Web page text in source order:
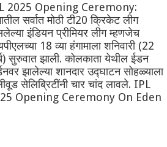
2025 Opening Ceremony:
सर्वात मोठी टी20 क्रिकेट लीग
इंडियन प्रीमियर लीग म्हणजेच
18 व्या हंगामाला शनिवारी (22
सुरुवात झाली. कोलकाता येथील ईडन
झालेल्या शानदार उद्घाटन सोहळ्याला
सेलिब्रिटींनी चार चांद लावले. IPL
Opening Ceremony On Eden